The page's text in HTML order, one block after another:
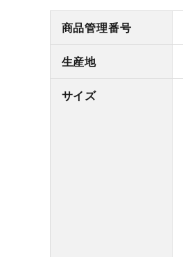
商品管理番号
生産地
サイズ